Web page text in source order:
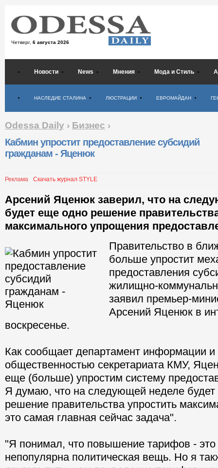
Четверг, 6 августа 2026
Новости News Мнения Мода и Стиль
НАСЛЕДИЕ СТАЛИНА ЛЮСТРАЦИИ ЕВРОМАЙДАН
Odessa Daily › Бизнес ›
Кабмин упростит предоставление субсидий
гражданам - Яценюк
Реклама Скачать журнал STYLE
Арсений Яценюк заверил, что на
будет еще одно решение
максимального упрощения
Правительство в
больше упростит
предоставления
жилищно-
заявил премьер-
Арсений Яценюк в
воскресенье.
Как сообщает департамент информации и
общественностью секретариата КМУ,
еще (больше) упростим систему
Я думаю, что на следующей неделе
решение правительства упростить
это самая главная сейчас задача".
"Я понимал, что повышение тарифов -
непопулярна политическая вещь. Но я